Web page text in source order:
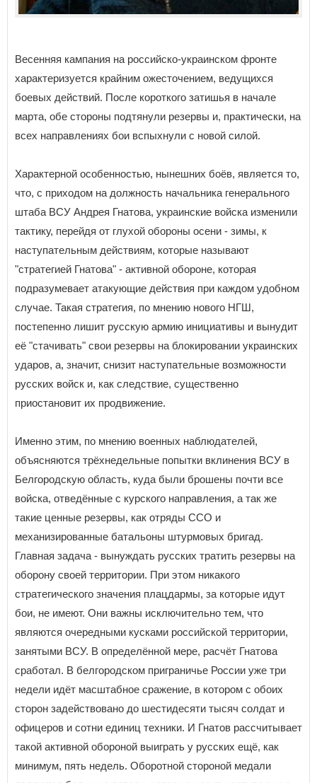
Весенняя кампания на российско-украинском фронте
характеризуется крайним ожесточением, ведущихся
боевых действий. После короткого затишья в начале
марта, обе стороны подтянули резервы и, практически, на
всех направлениях бои вспыхнули с новой силой.
Характерной особенностью, нынешних боёв, является то,
что, с приходом на должность начальника генерального
штаба ВСУ Андрея Гнатова, украинские войска изменили
тактику, перейдя от глухой обороны осени - зимы, к
наступательным действиям, которые называют
"стратегией Гнатова" - активной обороне, которая
подразумевает атакующие действия при каждом удобном
случае. Такая стратегия, по мнению нового НГШ,
постепенно лишит русскую армию инициативы и вынудит
её "стачивать" свои резервы на блокировании украинских
ударов, а, значит, снизит наступательные возможности
русских войск и, как следствие, существенно
приостановит их продвижение.
Именно этим, по мнению военных наблюдателей,
объясняются трёхнедельные попытки вклинения ВСУ в
Белгородскую область, куда были брошены почти все
войска, отведённые с курского направления, а так же
такие ценные резервы, как отряды ССО и
механизированные батальоны штурмовых бригад.
Главная задача - вынуждать русских тратить резервы на
оборону своей территории. При этом никакого
стратегического значения плацдармы, за которые идут
бои, не имеют. Они важны исключительно тем, что
являются очередными кусками российской территории,
занятыми ВСУ. В определённой мере, расчёт Гнатова
сработал. В белгородском приграничье России уже три
недели идёт масштабное сражение, в котором с обоих
сторон задействовано до шестидесяти тысяч солдат и
офицеров и сотни единиц техники. И Гнатов рассчитывает
такой активной обороной выиграть у русских ещё, как
минимум, пять недель. Оборотной стороной медали